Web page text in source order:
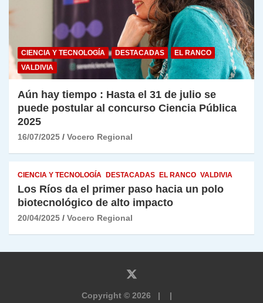
CIENCIA Y TECNOLOGÍA DESTACADAS
EL RANCO
VALDIVIA
Aún hay tiempo : Hasta el 31 de julio se
puede postular al concurso Ciencia Pública
2025
16/07/2025 Vocero Regional
CIENCIA Y TECNOLOGÍA DESTACADAS EL RANCO VALDIVIA
Los Ríos da el primer paso hacia un polo
biotecnológico de alto impacto
20/04/2025 Vocero Regional
Copyright © 2026